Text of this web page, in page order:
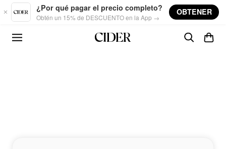
Skip to main content
¿Por qué pagar el precio completo?
Obtén un 15% de DESCUENTO en la App →
OBTENER